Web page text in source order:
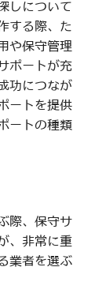
しについて
する際、た
や保守管理
ポートが充
功につなが
ートを提供
ートの種類
際、保守サ
、非常に重
業者を選ぶ